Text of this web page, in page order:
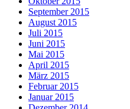
September 2015
August 2015
Juli 2015
Juni 2015
Mai 2015
April 2015
März 2015
Februar 2015
Januar 2015